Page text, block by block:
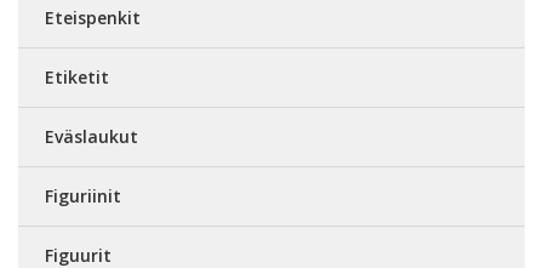
Eteispenkit
Etiketit
Eväslaukut
Figuriinit
Figuurit